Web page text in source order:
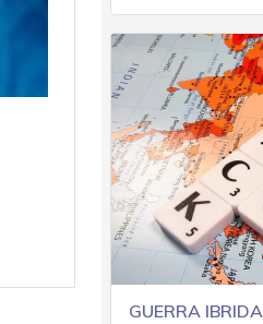
GUERRA IBRIDA